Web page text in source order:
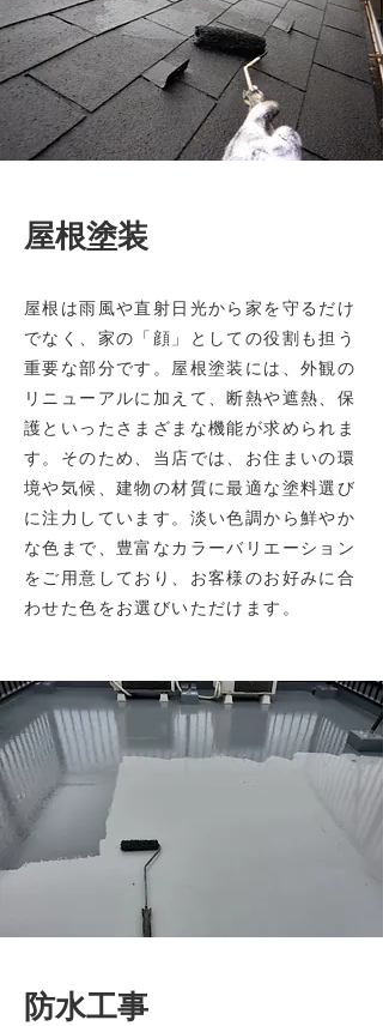
​屋根塗装
屋根は雨風や直射日光から家を守るだけ
でなく、家の「顔」としての役割も担う
重要な部分です。屋根塗装には、外観の
リニューアルに加えて、断熱や遮熱、保
護といったさまざまな機能が求められま
す。そのため、当店では、お住まいの環
境や気候、建物の材質に最適な塗料選び
に注力しています。淡い色調から鮮やか
な色まで、豊富なカラーバリエーション
をご用意しており、お客様のお好みに合
わせた色をお選びいただけます。
​防水工事​